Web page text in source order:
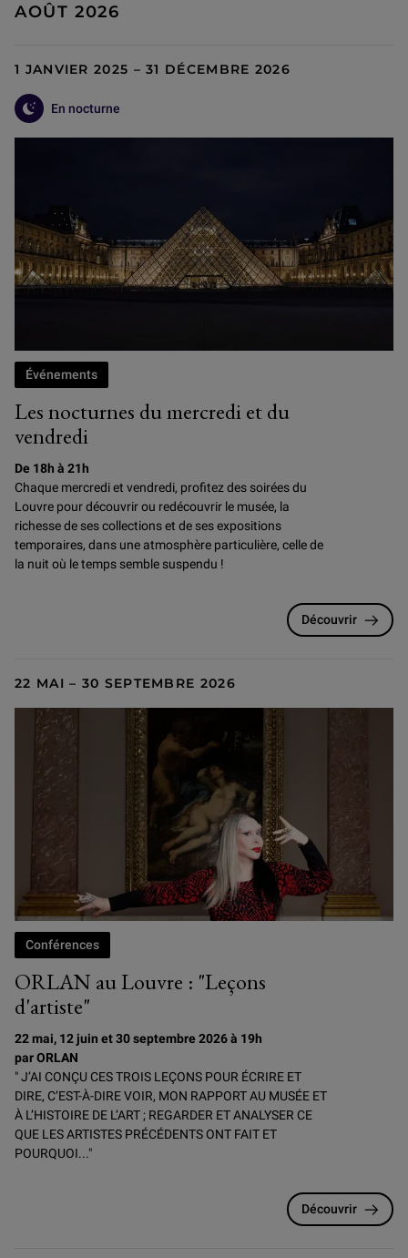
AOÛT 2026
1 JANVIER 2025 – 31 DÉCEMBRE 2026
En nocturne
Les nocturnes du mercredi et du
vendredi
Événements
De 18h à 21h
Chaque mercredi et vendredi, profitez des soirées du
Louvre pourdécouvrir ou redécouvrir le musée, la
richesse de ses collections et de ses expositions
temporaires, dans une atmosphère particulière, celle de
la nuit où le temps semble suspendu !
Découvrir
22 MAI – 30 SEPTEMBRE 2026
ORLAN au Louvre : "Leçons
d'artiste"
Conférences
22 mai, 12 juin et 30 septembre 2026 à 19h
par ORLAN
" J’AI CONÇU CES TROIS LEÇONS POUR ÉCRIRE ET
DIRE, C’EST-À-DIRE VOIR, MON RAPPORT AU MUSÉE ET
À L’HISTOIRE DE L’ART ; REGARDER ET ANALYSER CE
QUE LES ARTISTES PRÉCÉDENTS ONT FAIT ET
POURQUOI..."
Découvrir